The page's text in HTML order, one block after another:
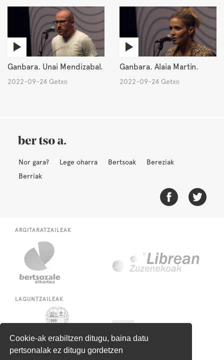
Cookie-ak erabiltzen ditugu, baina datu
pertsonalak ez ditugu gordetzen
Ganbara. Unai Mendizabal.
2022-09-24 Getxo
Ganbara. Alaia Martin.
2022-09-24 Getxo
Nor gara? Lege oharra Bertsoak
Bereziak
Berriak
ARGITARATZAILEAK
LAGUNTZAILEAK